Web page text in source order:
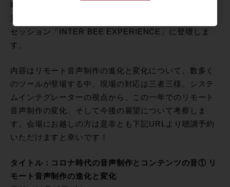
昨年に引き続き、弊社プロダクトスペシャリストの前田
洋介が、音のプロフェッショナルユーザーに向けた特別
セッション「INTER BEE EXPERIENCE」に登壇しま
す。
内容はリモート音声制作の進化と変化について。数多く
のツールが登場する中、現場の対応は三者三様。システ
ムインテグレーターの視点から、この一年でのリモート
音声制作の変化、そして今後の展望について考察しま
す。会場にお越しの方は是非とも下記URLより聴講予約
いただけますと幸いです！
タイトル：コロナ時代の音声制作とコンテンツの音① リ
モート音声制作の進化と変化